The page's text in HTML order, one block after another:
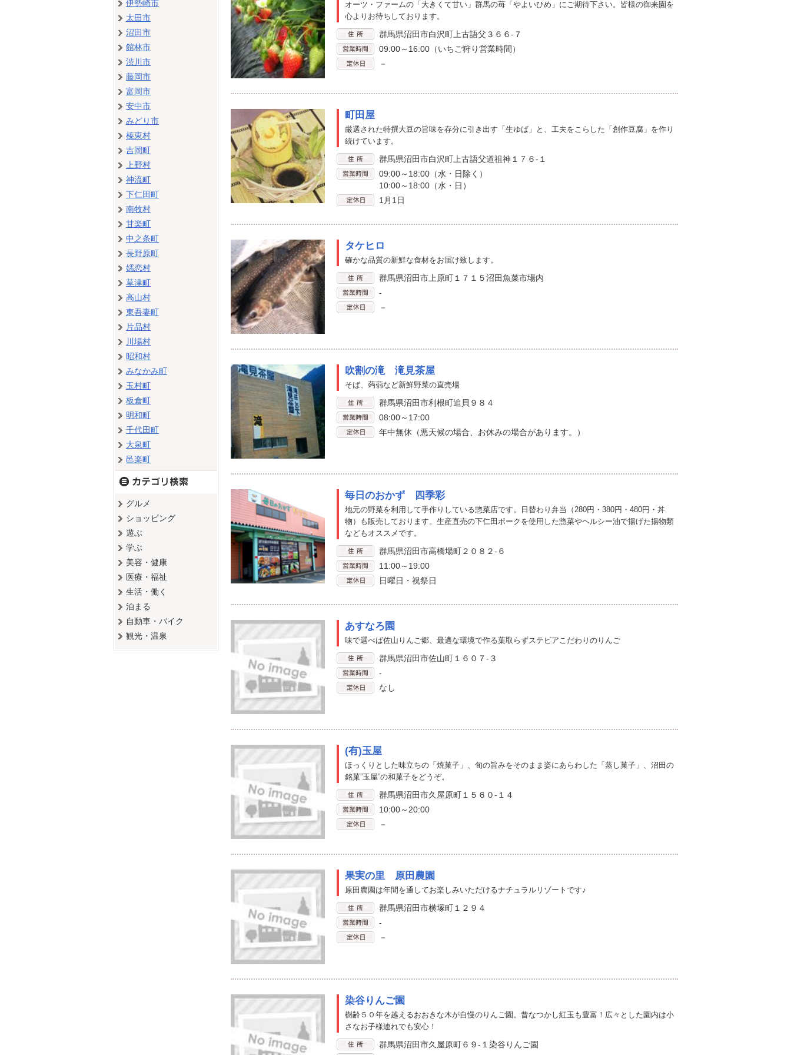
オーツ・ファームの「大きくて甘い」群馬の苺「やよいひめ」にご期待下さい。皆様の御来園を
心よりお待ちしております。
群馬県沼田市白沢町上古語父３６６-７
09:00～16:00（いちご狩り営業時間）
－
町田屋
厳選された特撰大豆の旨味を存分に引き出す「生ゆば」と、工夫をこらした「創作豆腐」を作り
続けています。
群馬県沼田市白沢町上古語父道祖神１７６-１
09:00～18:00（水・日除く）
10:00～18:00（水・日）
1月1日
タケヒロ
確かな品質の新鮮な食材をお届け致します。
群馬県沼田市上原町１７１５沼田魚菜市場内
-
－
吹割の滝 滝見茶屋
そば、蒟蒻など新鮮野菜の直売場
群馬県沼田市利根町追貝９８４
08:00～17:00
年中無休（悪天候の場合、お休みの場合があります。）
毎日のおかず 四季彩
地元の野菜を利用して手作りしている惣菜店です。日替わり弁当（280円・380円・480円・丼
物）も販売しております。生産直売の下仁田ポークを使用した惣菜やヘルシー油で揚げた揚物類
などもオススメです。
群馬県沼田市高橋場町２０８２-６
11:00～19:00
日曜日・祝祭日
あすなろ園
味で選べば佐山りんご郷、最適な環境で作る葉取らずステビアこだわりのりんご
群馬県沼田市佐山町１６０７-３
-
なし
(有)玉屋
ほっくりとした味立ちの「焼菓子」、旬の旨みをそのまま姿にあらわした「蒸し菓子」、沼田の
銘菓”玉屋”の和菓子をどうぞ。
群馬県沼田市久屋原町１５６０-１４
10:00～20:00
－
果実の里 原田農園
原田農園は年間を通してお楽しみいただけるナチュラルリゾートです♪
群馬県沼田市横塚町１２９４
-
－
染谷りんご園
樹齢５０年を越えるおおきな木が自慢のりんご園。昔なつかし紅玉も豊富！広々とした園内は小
さなお子様連れでも安心！
群馬県沼田市久屋原町６９-１染谷りんご園
伊勢崎市
太田市
沼田市
館林市
渋川市
藤岡市
富岡市
安中市
みどり市
榛東村
吉岡町
上野村
神流町
下仁田町
南牧村
甘楽町
中之条町
長野原町
嬬恋村
草津町
高山村
東吾妻町
片品村
川場村
昭和村
みなかみ町
玉村町
板倉町
明和町
千代田町
大泉町
邑楽町
グルメ
ショッピング
遊ぶ
学ぶ
美容・健康
医療・福祉
生活・働く
泊まる
自動車・バイク
観光・温泉